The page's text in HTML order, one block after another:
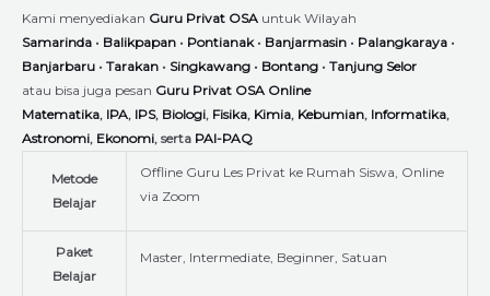
Kami menyediakan Guru Privat OSA untuk Wilayah
Samarinda • Balikpapan • Pontianak• Banjarmasin • Palangkaraya •
Banjarbaru • Tarakan • Singkawang • Bontang • Tanjung Selor
atau bisa juga pesan Guru Privat OSA Online
Matematika, IPA, IPS, Biologi, Fisika, Kimia, Kebumian, Informatika,
Astronomi, Ekonomi, serta PAI-PAQ
Metode
Belajar
Offline Guru Les Privat ke Rumah Siswa, Online
via Zoom
Paket
Belajar
Master, Intermediate, Beginner, Satuan